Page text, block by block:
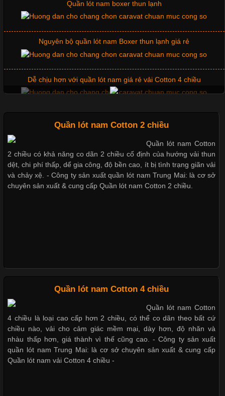
Cập nhật 2026-06-01 14:23:34
Trong môi trường kinh doanh hiện đại, việc xây dựng hình ảnh
chuyên nghiệp đóng vai trò quan trọng đối với sự phát triển của
doanh nghiệp. Một trong những giải pháp hiệu quả được nhiều
đơn vị lựa chọn hiện nay là sử dụng áo thun đồng phục công ty.
Không chỉ giúp tạo sự đồng bộ, áo thun
Chất Liệu Lycra Có Gì Đặc Biệt Trong Ngành Thời Trang?
Cập nhật 2026-05-27 17:03:46
Vải Lycra Là Gì? Chất Liệu Co Giãn Được Ưa Chuộng Trong
Chất Liệu Bamboo Xu Hướng Mới Trong Ngành Thời Trang
Cập nhật 2026-05-21 14:59:25
Trong những năm gần đây, vải Bamboo đang trở thành một
trong những chất liệu được yêu thích trong ngành thời trang
nhờ đặc tính mềm mại, thoáng khí và thân thiện với môi trường.
Không chỉ được ứng dụng trong quần áo thường ngày, loại vải
Quần lót nam boxer thun lạnh
Nguyên bộ quần lót nam Boxer thun lạnh giá rẻ
Dễ chịu hơn với quần lót nam giá rẻ vải Cotton 4 chiều
Thị hiều quần lót nam bơi lội nam và nữ 2017
Mẫu quần lót nam giá rẻ sốt hè 2017
Những mẩu quần lót nam thông dụng hiện nay
Bộ sưu tập quần lót nam Boxer TpHCM
Quần lót nam Cotton 2 chiều
Quần lót nam Cotton
2 chiều có khả năng co dãn 2 chiều cố định của hướng vải thun
dệt, chi phí thấp, dể gia công, độ bền cao, ít bị tình trạng giãn vải
và chảy xệ. - Công ty sản xuất quần lót nam Trung Mai: là cơ sở
chuyên sản xuất & cung cấp Quần lót nam Cotton 2 chiều.
Quần lót nam Cotton 4 chiều
Quần lót nam Cotton
4 chiều là loại cao cấp hơn 2 chiều, có thể co dãn theo bất cứ
chiều nào, vải cho cảm giác mềm mại, dày hơn, độ nhăn và
nhàu thấp hơn, giá thành vì thế cũng cao. - Công ty sản xuất
quần lót nam Trung Mai: là cơ sở chuyên sản xuất & cung cấp
Quần lót nam vải Cotton 4 chiều -